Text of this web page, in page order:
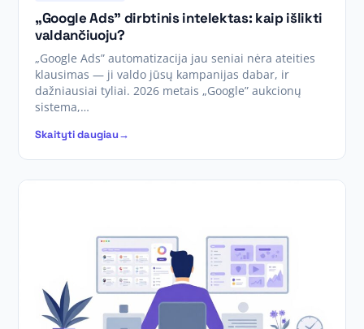
„Google Ads” dirbtinis intelektas: kaip išlikti
valdančiuoju?
„Google Ads” automatizacija jau seniai nėra ateities
klausimas — ji valdo jūsų kampanijas dabar, ir
dažniausiai tyliai. 2026 metais „Google” aukcionų
sistema,…
Skaityti daugiau